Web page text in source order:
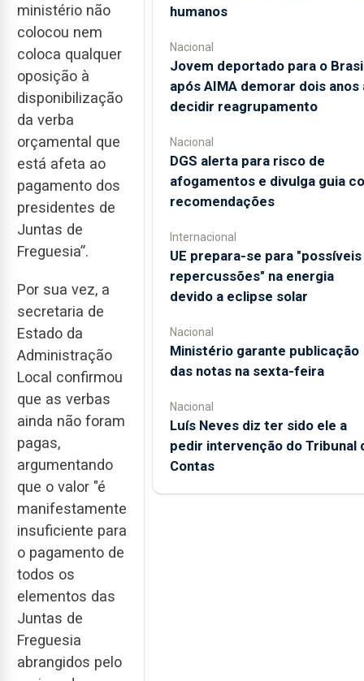
ministério não
colocou nem
coloca qualquer
oposição à
disponibilização
da verba
orçamental que
está afeta ao
pagamento dos
presidentes de
Juntas de
Freguesia”.
Por sua vez, a
secretaria de
Estado da
Administração
Local confirmou
que as verbas
ainda não foram
pagas,
argumentando
que o valor "é
manifestamente
insuficiente para
o pagamento de
todos os
elementos das
Juntas de
Freguesia
abrangidos pelo
humanos
Nacional
Jovem deportado para o
após AIMA demorar dois anos
decidir reagrupamento
Nacional
DGS alerta para risco de
afogamentos e divulga guia
recomendações
Internacional
UE prepara-se para "possíveis
repercussões" na energia
devido a eclipse solar
Nacional
Ministério garante publicação
das notas na sexta-feira
Nacional
Luís Neves diz ter sido ele a
pedir intervenção do Tribunal
Contas